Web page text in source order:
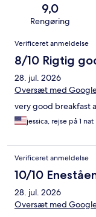
9,0
Rengøring
Anmeldelser
Verificeret anmeldelse
8/10 Rigtig
28. jul. 2026
Oversæt med
very good breakfast
jessica, rejse på 1 nat
Verificeret anmeldelse
10/10
28. jul. 2026
Oversæt med